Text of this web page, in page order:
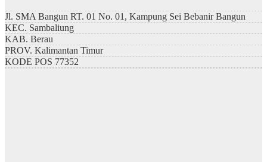
Jl. SMA Bangun RT. 01 No. 01, Kampung Sei Bebanir Bangun
KEC. Sambaliung
KAB. Berau
PROV. Kalimantan Timur
KODE POS 77352